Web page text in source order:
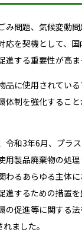
み問題、気候変動
応を契機として、
進する重要性が高ま
品に使用されてい
体制を強化するこ
令和3年6月、プラ
用製品廃棄物の処
わるあらゆる主体
進するための措置
の促進等に関する
ました。